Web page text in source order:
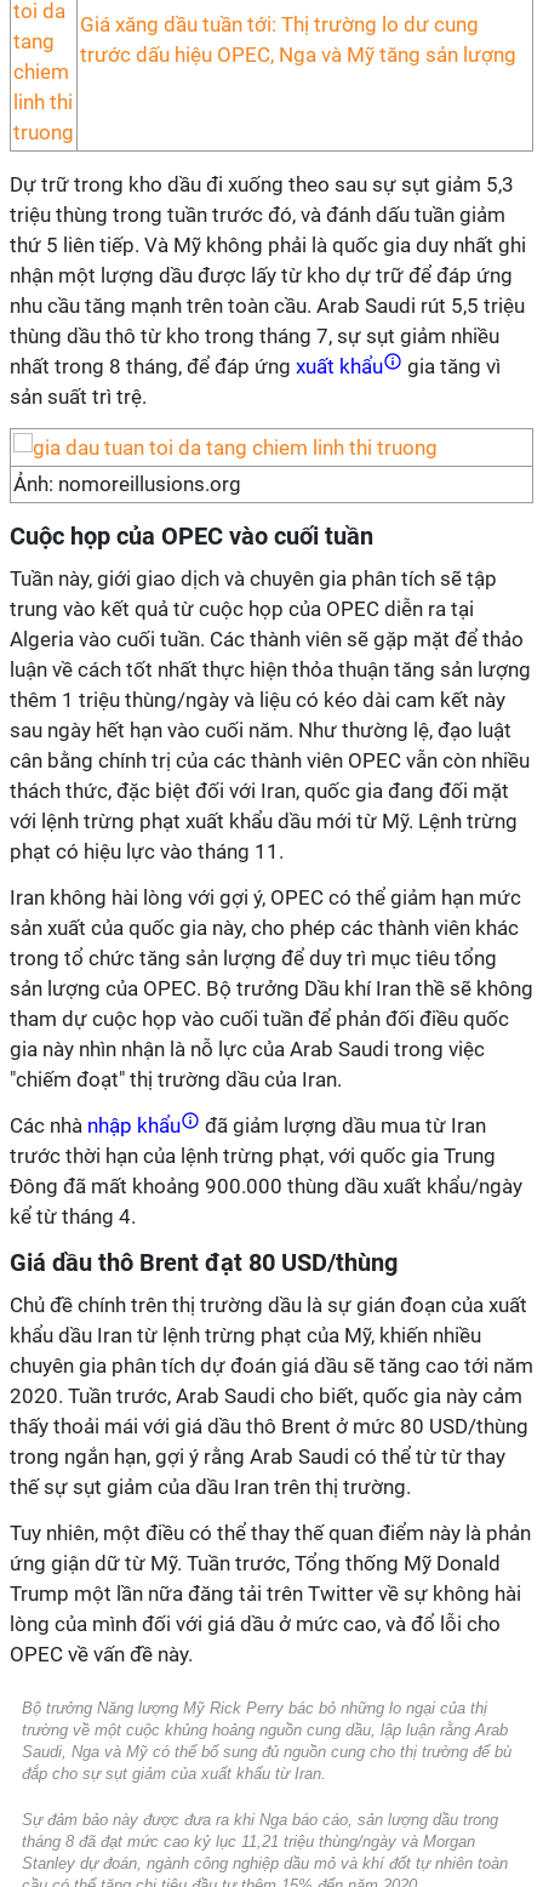
Giá xăng dầu tuần tới: Thị trường lo dư cung
trước dấu hiệu OPEC, Nga và Mỹ tăng sản lượng
Dự trữ trong kho dầu đi xuống theo sau sự sụt giảm 5,3
triệu thùng trong tuần trước đó, và đánh dấu tuần giảm
thứ 5 liên tiếp. Và Mỹ không phải là quốc gia duy nhất ghi
nhận một lượng dầu được lấy từ kho dự trữ để đáp ứng
nhu cầu tăng mạnh trên toàn cầu. Arab Saudi rút 5,5 triệu
thùng dầu thô từ kho trong tháng 7, sự sụt giảm nhiều
nhất trong 8 tháng, để đáp ứng xuất khẩu
gia tăng vì
sản suất trì trệ.
Ảnh: nomoreillusions.org
Cuộc họp của OPEC vào cuối tuần
Tuần này, giới giao dịch và chuyên gia phân tích sẽ tập
trung vào kết quả từ cuộc họp của OPEC diễn ra tại
Algeria vào cuối tuần. Các thành viên sẽ gặp mặt để thảo
luận về cách tốt nhất thực hiện thỏa thuận tăng sản lượng
thêm 1 triệu thùng/ngày và liệu có kéo dài cam kết này
sau ngày hết hạn vào cuối năm. Như thường lệ, đạo luật
cân bằng chính trị của các thành viên OPEC vẫn còn nhiều
thách thức, đặc biệt đối với Iran, quốc gia đang đối mặt
với lệnh trừng phạt xuất khẩu dầu mới từ Mỹ. Lệnh trừng
phạt có hiệu lực vào tháng 11.
Iran không hài lòng với gợi ý, OPEC có thể giảm hạn mức
sản xuất của quốc gia này, cho phép các thành viên khác
trong tổ chức tăng sản lượng để duy trì mục tiêu tổng
sản lượng của OPEC. Bộ trưởng Dầu khí Iran thề sẽ không
tham dự cuộc họp vào cuối tuần để phản đối điều quốc
gia này nhìn nhận là nỗ lực của Arab Saudi trong việc
"chiếm đoạt" thị trường dầu của Iran.
Các nhà nhập khẩu
đã giảm lượng dầu mua từ Iran
trước thời hạn của lệnh trừng phạt, với quốc gia Trung
Đông đã mất khoảng 900.000 thùng dầu xuất khẩu/ngày
kể từ tháng 4.
Giá dầu thô Brent đạt 80 USD/thùng
Chủ đề chính trên thị trường dầu là sự gián đoạn của xuất
khẩu dầu Iran từ lệnh trừng phạt của Mỹ, khiến nhiều
chuyên gia phân tích dự đoán giá dầu sẽ tăng cao tới năm
2020. Tuần trước, Arab Saudi cho biết, quốc gia này cảm
thấy thoải mái với giá dầu thô Brent ở mức 80 USD/thùng
trong ngắn hạn, gợi ý rằng Arab Saudi có thể từ từ thay
thế sự sụt giảm của dầu Iran trên thị trường.
Tuy nhiên, một điều có thể thay thế quan điểm này là phản
ứng giận dữ từ Mỹ. Tuần trước, Tổng thống Mỹ Donald
Trump một lần nữa đăng tải trên Twitter về sự không hài
lòng của mình đối với giá dầu ở mức cao, và đổ lỗi cho
OPEC về vấn đề này.
Bộ trưởng Năng lượng Mỹ Rick Perry bác bỏ những lo ngại của thị
trường về một cuộc khủng hoảng nguồn cung dầu, lập luận rằng Arab
Saudi, Nga và Mỹ có thể bổ sung đủ nguồn cung cho thị trường để bù
đắp cho sự sụt giảm của xuất khẩu từ Iran.
Sự đảm bảo này được đưa ra khi Nga báo cáo, sản lượng dầu trong
tháng 8 đã đạt mức cao kỷ lục 11,21 triệu thùng/ngày và Morgan
Stanley dự đoán, ngành công nghiệp dầu mỏ và khí đốt tự nhiên toàn